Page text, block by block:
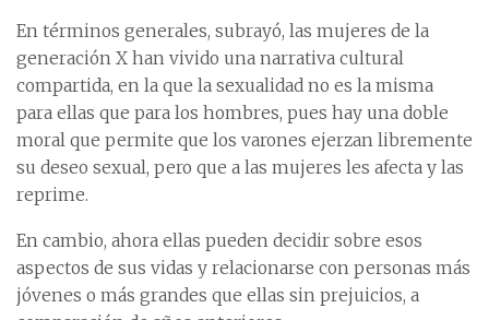
En términos generales, subrayó, las mujeres de la
generación X han vivido una narrativa cultural
compartida, en la que la sexualidad no es la misma
para ellas que para los hombres, pues hay una doble
moral que permite que los varones ejerzan libremente
su deseo sexual, pero que a las mujeres les afecta y las
reprime.
En cambio, ahora ellas pueden decidir sobre esos
aspectos de sus vidas y relacionarse con personas más
jóvenes o más grandes que ellas sin prejuicios, a